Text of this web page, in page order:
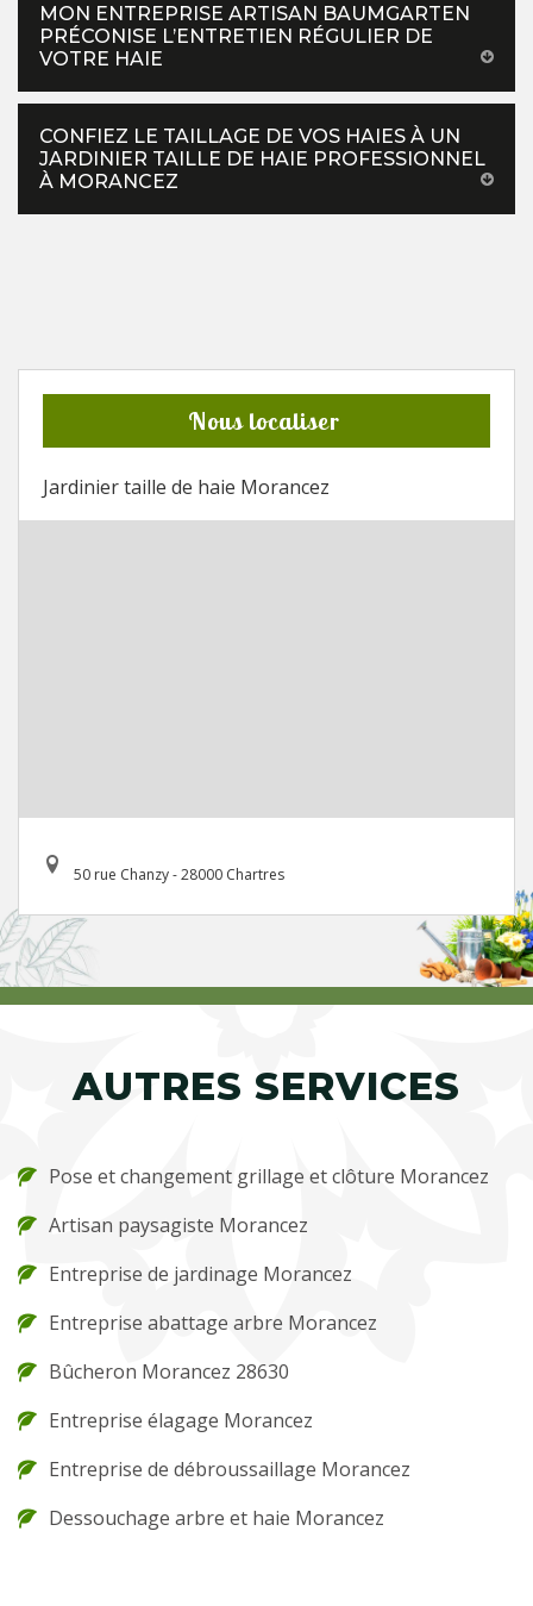
MON ENTREPRISE ARTISAN BAUMGARTEN
PRÉCONISE L’ENTRETIEN RÉGULIER DE
VOTRE HAIE
CONFIEZ LE TAILLAGE DE VOS HAIES À UN
JARDINIER TAILLE DE HAIE PROFESSIONNEL
À MORANCEZ
Nous localiser
Jardinier taille de haie Morancez
50 rue Chanzy - 28000 Chartres
AUTRES SERVICES
Pose et changement grillage et clôture Morancez
Artisan paysagiste Morancez
Entreprise de jardinage Morancez
Entreprise abattage arbre Morancez
Bûcheron Morancez 28630
Entreprise élagage Morancez
Entreprise de débroussaillage Morancez
Dessouchage arbre et haie Morancez